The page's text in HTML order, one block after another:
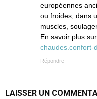
européennes
ou froides, dans
muscles,
En savoir plus
chaudes.confort-
Répondre
LAISSER UN